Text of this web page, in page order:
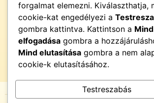
Kapcsolat
info@fenyor.hu
+36 30 000 0000
Magyarország
forgalmat elemezni. Kiválaszthatja,
cookie-kat engedélyezi a
gombra kattintva. Kattintson a Mind
elfogadása gombra a
Mind elutasítása gombra a nem
cookie-k elutasításához.
Testreszabás